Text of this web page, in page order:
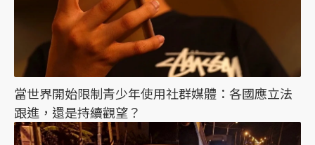
當世界開始限制青少年使用社群媒體：各國應立法
跟進，還是持續觀望？